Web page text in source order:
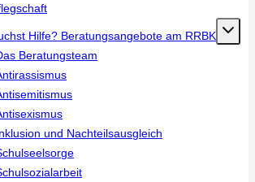
Hilfe? Beratungsangebote am RRBK
Beratungsteam
Inklusion und Nachteilsausgleich